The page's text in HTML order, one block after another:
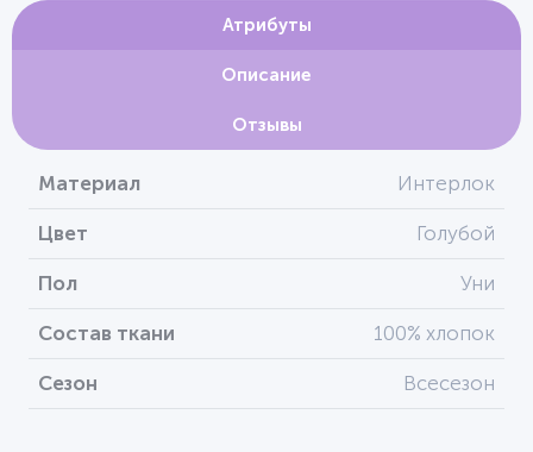
Атрибуты
Описание
Отзывы
Материал Интерлок
Цвет Голубой
Пол Уни
Состав ткани 100% хлопок
Сезон Всесезон